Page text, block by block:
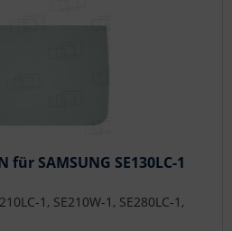
für SAMSUNG SE130LC-1
1, SE210W-1, SE280LC-1,